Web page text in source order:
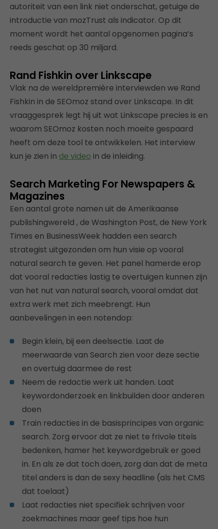
autoriteit van een link niet onderschat, getuige de
introductie van mozTrust als indicator. Op dit
moment wordt het aantal opgenomen pagina’s
reeds geschat op 30 miljard.
Rand Fishkin over Linkscape
Vlak na de wereldpremière interviewden we Rand
Fishkin in de SEOmoz stand over Linkscape. In dit
vraaggesprek legt hij uit wat Linkscape precies is en
waarom SEOmoz kosten noch moeite gespaard
heeft om deze tool te ontwikkelen. Het interview
kun je zien in de video in de inleiding.
Search Marketing For Newspapers &
Magazines
Een aantal grote namen uit de Amerikaanse
publishingwereld , de Washington Post, de New York
Times en BusinessWeek hadden een search
strategist uitgezonden om hun visie op vooral
natural search te geven. Het panel hamerde erop
dat vooral redacties lastig te overtuigen kunnen zijn
van het nut van natural search, vooral omdat dat
extra werk met zich meebrengt. Hun
aanbevelingen in een notendop:
Begin klein, bij een deelsectie. Laat de
meerwaarde van Search zien voor deze sectie
en overtuig daarmee de rest
Neem de redactie werk uit handen. Laat
keywordonderzoek en linkbuilden door anderen
doen
Train redacties in de basisprincipes van organic
search. Zorg ervoor dat ze niet te frivole titels
bedenken, hamer het keywordgebruik er goed
in. En als ze dat toch doen, zorg dan dat de meta
titel anders is dan de sexy headline (als het CMS
dat toelaat)
Laat redacties niet specifiek schrijven voor
zoekmachines maar geef tips hoe hun